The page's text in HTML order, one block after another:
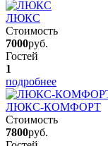
ЛЮКС
Стоимость
7000руб.
Гостей
1
подробнее
ЛЮКС-КОМФОРТ
Стоимость
7800руб.